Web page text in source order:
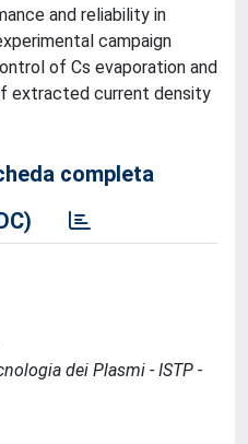
and reliability in
campaign
of Cs evaporation and
extracted current density
completa
dei Plasmi - ISTP -